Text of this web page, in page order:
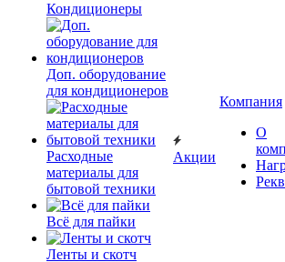
Кондиционеры
Доп. оборудование
для кондиционеров
Расходные
материалы для
бытовой техники
Всё для пайки
Ленты и скотч
Акции
Компания
О